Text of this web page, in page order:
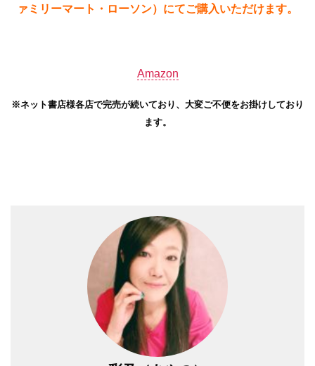
ァミリーマート・ローソン）にてご購入いただけます。
Amazon
※ネット書店様各店で完売が続いており、大変ご不便をお掛けしており
ます。